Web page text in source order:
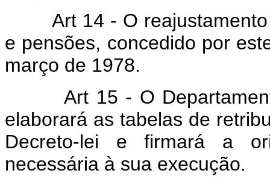
Art 14 - O
e pensões, concedido por
março de 1978.
Art 15 - O Departamento
elaborará as tabelas de
Decreto-lei e firmará a
necessária à sua execução.